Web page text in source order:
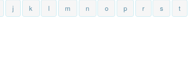
j k l m n o p r s t